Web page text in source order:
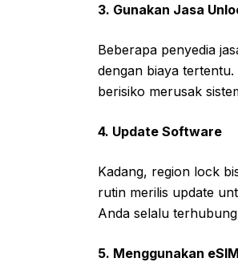
3. Gunakan Jasa
Beberapa penyedia
dengan biaya
berisiko merusak
4. Update Software
Kadang, region lock
rutin merilis update
Anda selalu
5. Menggunakan